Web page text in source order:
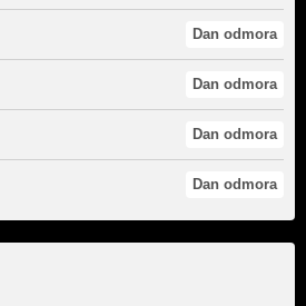
Dan odmora
Dan odmora
Dan odmora
Dan odmora